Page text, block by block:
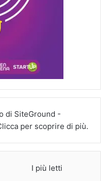
I più letti